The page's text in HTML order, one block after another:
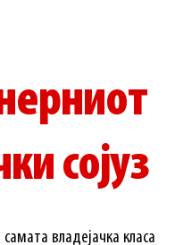
сојуз
владејачка класа